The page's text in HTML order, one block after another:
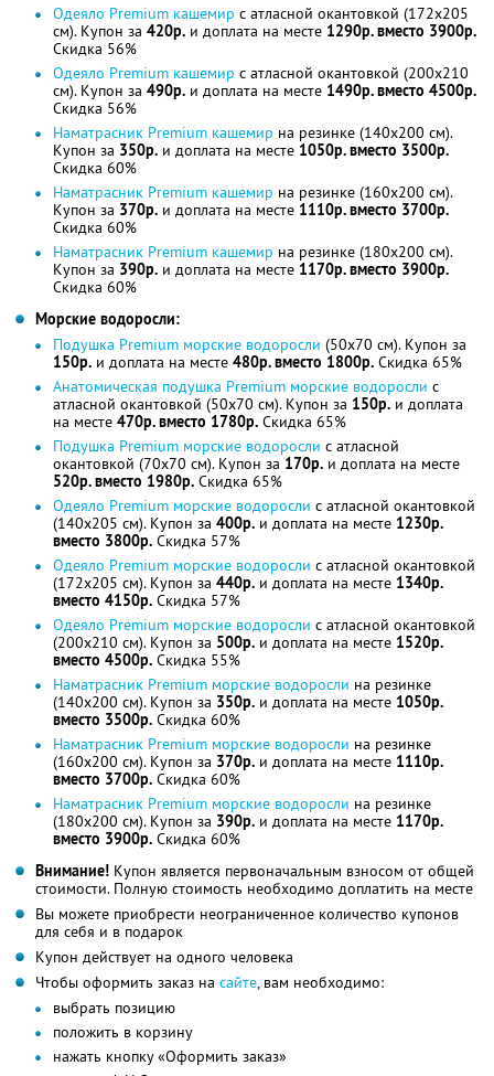
Одеяло Premium кашемир с атласной окантовкой (172x205
см). Купон за 420р. и доплата на месте 1290р. вместо 3900р.
Скидка 56%
Одеяло Premium кашемир с атласной окантовкой (200x210
см). Купон за 490р. и доплата на месте 1490р. вместо 4500р.
Скидка 56%
Наматрасник Premium кашемир на резинке (140x200 см).
Купон за 350р. и доплата на месте 1050р. вместо 3500р.
Скидка 60%
Наматрасник Premium кашемир на резинке (160x200 см).
Купон за 370р. и доплата на месте 1110р. вместо 3700р.
Скидка 60%
Наматрасник Premium кашемир на резинке (180x200 см).
Купон за 390р. и доплата на месте 1170р. вместо 3900р.
Скидка 60%
Морские водоросли:
Подушка Premium морские водоросли (50x70 см). Купон за
150р. и доплата на месте 480р. вместо 1800р. Скидка 65%
Анатомическая подушка Premium морские водоросли с
атласной окантовкой (50x70 см). Купон за 150р. и доплата
на месте 470р. вместо 1780р. Скидка 65%
Подушка Premium морские водоросли с атласной
окантовкой (70x70 см). Купон за 170р. и доплата на месте
520р. вместо 1980р. Скидка 65%
Одеяло Premium морские водоросли с атласной окантовкой
(140x205 см). Купон за 400р. и доплата на месте 1230р.
вместо 3800р. Скидка 57%
Одеяло Premium морские водоросли с атласной окантовкой
(172x205 см). Купон за 440р. и доплата на месте 1340р.
вместо 4150р. Скидка 57%
Одеяло Premium морские водоросли с атласной окантовкой
(200x210 см). Купон за 500р. и доплата на месте 1520р.
вместо 4500р. Скидка 55%
Наматрасник Premium морские водоросли на резинке
(140x200 см). Купон за 350р. и доплата на месте 1050р.
вместо 3500р. Скидка 60%
Наматрасник Premium морские водоросли на резинке
(160x200 см). Купон за 370р. и доплата на месте 1110р.
вместо 3700р. Скидка 60%
Наматрасник Premium морские водоросли на резинке
(180x200 см). Купон за 390р. и доплата на месте 1170р.
вместо 3900р. Скидка 60%
Внимание! Купон является первоначальным взносом от общей
стоимости. Полную стоимость необходимо доплатить на месте
Вы можете приобрести неограниченное количество купонов
для себя и в подарок
Купон действует на одного человека
Чтобы оформить заказ на сайте, вам необходимо:
выбрать позицию
положить в корзину
нажать кнопку «Оформить заказ»